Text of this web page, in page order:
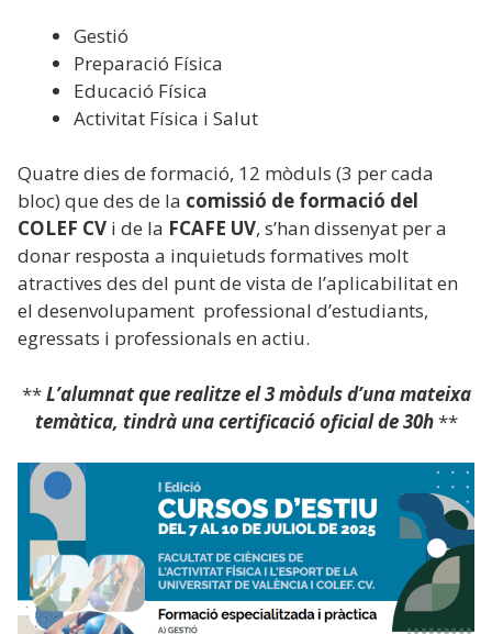
Gestió
Preparació Física
Educació Física
Activitat Física i Salut
Quatre dies de formació, 12 mòduls (3 per cada
bloc) que des de la comissió de formació del
COLEF CV i de la FCAFE UV, s’han dissenyat per a
donar resposta a inquietuds formatives molt
atractives des del punt de vista de l’aplicabilitat en
el desenvolupament professional d’estudiants,
egressats i professionals en actiu.
**L’alumnat que realitze el 3 mòduls d’una mateixa
temàtica, tindrà una certificació oficial de 30h**